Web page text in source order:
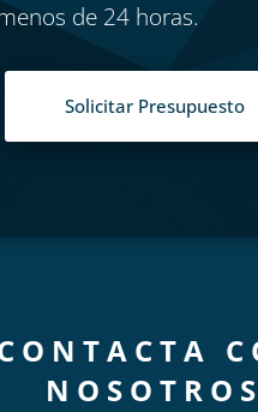
de 24 horas.
Solicitar Presupuesto
NOSOTROS